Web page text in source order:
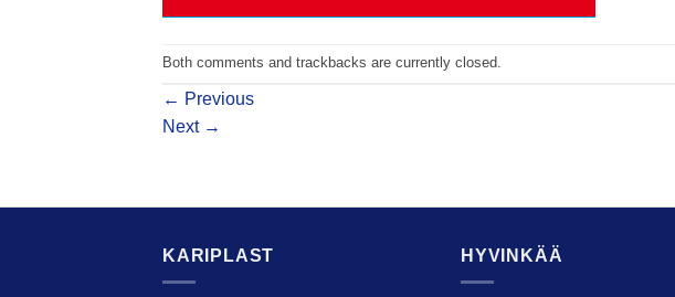
Both comments and trackbacks are currently closed.
← Previous
Next →
KARIPLAST HYVINKÄÄ